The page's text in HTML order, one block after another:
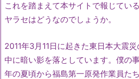
これを踏まえて本サイトで報じてい
ヤラセはどうなのでしょうか。
2011年3月11日に起きた東日本大震
中に暗い影を落としています。僕の
年の夏頃から福島第一原発作業員た